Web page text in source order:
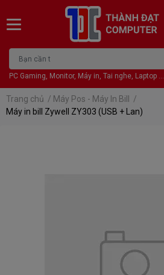
PC Gaming, Monitor, Máy in, Tai nghe, Laptop ...
Trang chủ / Máy Pos - Máy In Bill
/
Máy in bill Zywell ZY303 (USB + Lan)